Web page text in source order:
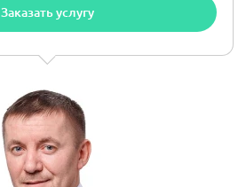
Заказать услугу